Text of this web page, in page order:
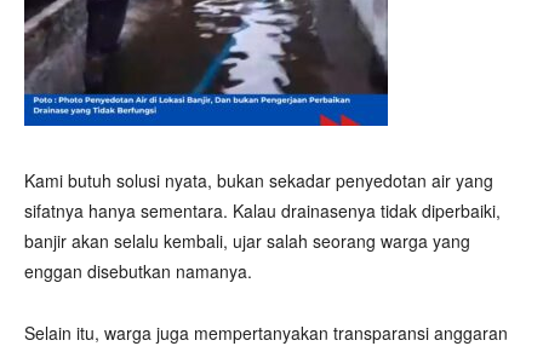
Kami butuh solusi nyata, bukan sekadar penyedotan air yang
sifatnya hanya sementara. Kalau drainasenya tidak diperbaiki,
banjir akan selalu kembali, ujar salah seorang warga yang
enggan disebutkan namanya.
Selain itu, warga juga mempertanyakan transparansi anggaran